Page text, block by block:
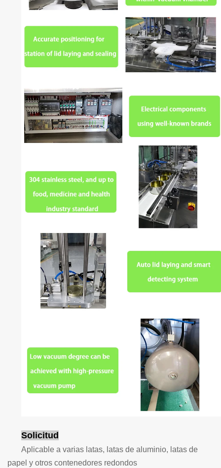
Solicitud
Aplicable a varias latas, latas de aluminio, latas de
papel y otros contenedores redondos